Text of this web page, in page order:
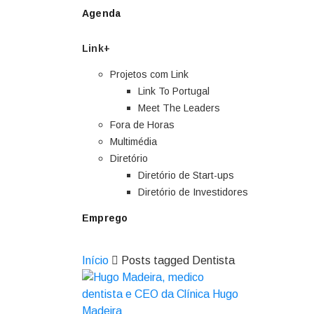
Agenda
Link+
Projetos com Link
Link To Portugal
Meet The Leaders
Fora de Horas
Multimédia
Diretório
Diretório de Start-ups
Diretório de Investidores
Emprego
Início Posts tagged Dentista